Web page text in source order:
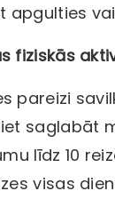
apgulties
fiziskās
pareizi
saglabāt
līdz 10
visas